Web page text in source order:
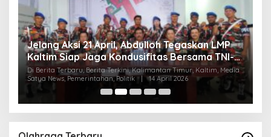
Jelang Aksi 21 April, Abdulloh Tegaskan LMP
Kaltim Siap Jaga Kondusifitas Bersama TNI-
Polri
Di Berita Terbaru, Berita Terkini, Kalimantan Timur, Kaltim, Media
Satya News, Pemerintahan, Politik
| 14 April 2026